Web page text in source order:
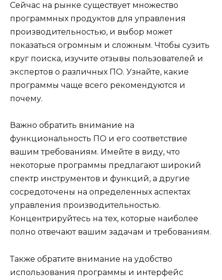
Сейчас на рынке существует множество
программных продуктов для управления
производительностью, и выбор может
показаться огромным и сложным. Чтобы сузить
круг поиска, изучите отзывы пользователей и
экспертов о различных ПО. Узнайте, какие
программы чаще всего рекомендуются и
почему.
Важно обратить внимание на
функциональность ПО и его соответствие
вашим требованиям. Имейте в виду, что
некоторые программы предлагают широкий
спектр инструментов и функций, а другие
сосредоточены на определенных аспектах
управления производительностью.
Концентрируйтесь на тех, которые наиболее
полно отвечают вашим задачам и требованиям.
Также обратите внимание на удобство
использования программы и интерфейс